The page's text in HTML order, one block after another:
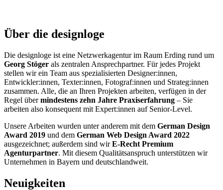
Über die designloge
Die designloge ist eine Netzwerkagentur im Raum Erding rund um
Georg Stöger als zentralen Ansprechpartner. Für jedes Projekt
stellen wir ein Team aus spezialisierten Designer:innen,
Entwickler:innen, Texter:innen, Fotograf:innen und Strateg:innen
zusammen. Alle, die an Ihren Projekten arbeiten, verfügen in der
Regel übermindestens zehn Jahre Praxiserfahrung – Sie
arbeiten also konsequent mit Expert:innen auf Senior-Level.
Unsere Arbeiten wurden unter anderem mit dem German Design
Award 2019 und dem German Web Design Award 2022
ausgezeichnet; außerdem sind wirE-Recht Premium
Agenturpartner. Mit diesem Qualitätsanspruch unterstützen wir
Unternehmen in Bayern und deutschlandweit.
Neuigkeiten